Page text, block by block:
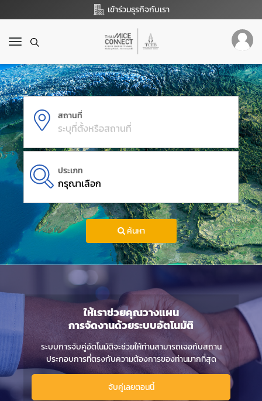
เข้าร่วมธุรกิจกับเรา
T
g
g
l
e
n
a
v
i
g
สถานที่
ประเภท
กรุณาเลือก
ค้นหา
ให้เราช่วยคุณวางแผน
การจัดงานด้วยระบบอัตโนมัติ
ระบบการจับคู่อัตโนมัติจะช่วยให้ท่านสามารถเจอกับสถาน
ประกอบการที่ตรงกับความต้องการของท่านมากที่สุด
จับคู่เลยตอนนี้